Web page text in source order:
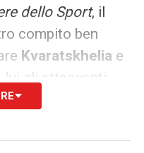
dello Sport, il
compito ben
Kvaratskhelia e
lui gli attaccanti
con questo
nella passata